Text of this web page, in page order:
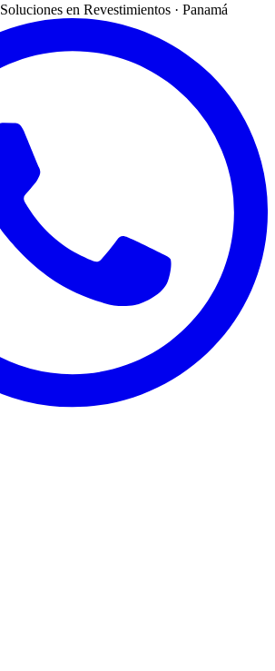
Soluciones en Revestimientos · Panamá